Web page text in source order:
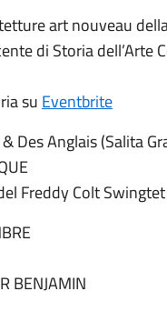
art nouveau
di Storia dell’Arte
su Eventbrite
Des Anglais (Salita
Freddy Colt Swingtet
BENJAMIN